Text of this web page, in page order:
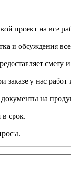
проект на все
и обсуждения
смету
заказе у нас работ
документы на
срок.